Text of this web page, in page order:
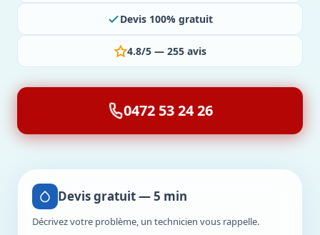
Devis 100% gratuit
4.8/5 — 255 avis
0472 53 24 26
Devis gratuit — 5 min
Décrivez votre problème, un technicien vous rappelle.